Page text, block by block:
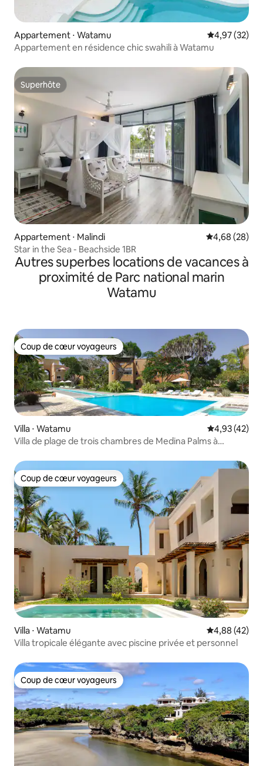
Appartement ⋅ Watamu Évaluation
4,97 (32)
Appartement en résidence chic swahili à Watamu
Superhôte
Superhôte
Appartement ⋅ Malindi Évaluation
4,68 (28)
Star in the Sea - Beachside 1BR
Autres superbes locations de vacances à
proximité de Parc national marin
Watamu
Coup de cœur voyageurs
Coup de cœur voyageurs
Villa ⋅ Watamu Évaluation
4,93 (42)
Villa de plage de trois chambres de Medina Palms à
Coup de cœur voyageurs
Coup de cœur voyageurs
Villa ⋅ Watamu Évaluation
4,88 (42)
Villa tropicale élégante avec piscine privée et personnel
Coup de cœur voyageurs
Coup de cœur voyageurs